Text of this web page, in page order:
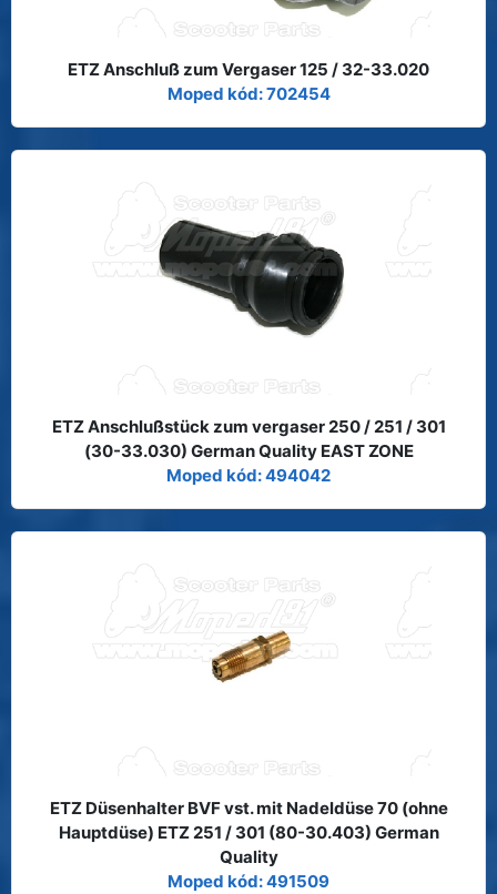
ETZ Anschluß zum Vergaser 125 / 32-33.020
Moped kód: 702454
ETZ Anschlußstück zum vergaser 250 / 251 / 301
(30-33.030) German Quality EAST ZONE
Moped kód: 494042
ETZ Düsenhalter BVF vst. mit Nadeldüse 70 (ohne
Hauptdüse) ETZ 251 / 301 (80-30.403) German
Quality
Moped kód: 491509